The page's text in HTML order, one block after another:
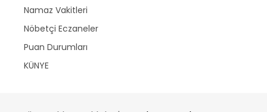
Namaz Vakitleri
Nöbetçi Eczaneler
Puan Durumları
KÜNYE